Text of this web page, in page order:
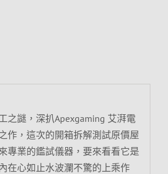
之謎，深扒Apexgaming 艾湃電
作，這次的開箱拆解測試原價屋
專業的鑑試儀器，要來看看它是
在心如止水波瀾不驚的上乘作